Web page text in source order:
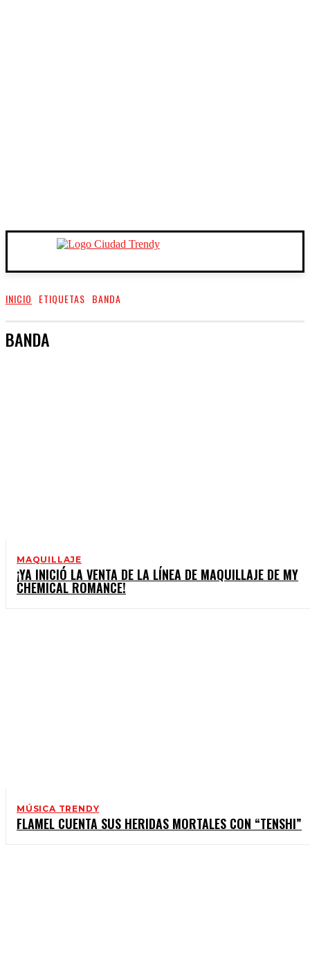
INICIO ETIQUETAS BANDA
BANDA
MAQUILLAJE
¡YA INICIÓ LA VENTA DE LA LÍNEA DE MAQUILLAJE DE MY
CHEMICAL ROMANCE!
MÚSICA TRENDY
FLAMEL CUENTA SUS HERIDAS MORTALES CON “TENSHI”